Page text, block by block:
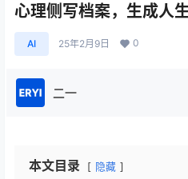
心理侧写档案，生成人
AI 25年2月9日 0
二一
本文目录 隐藏